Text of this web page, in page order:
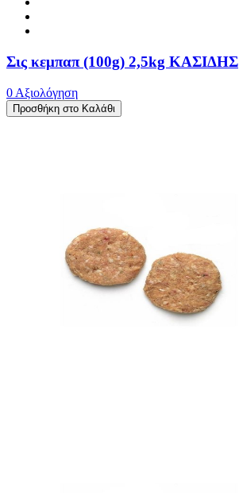
Σις κεμπαπ (100g) 2,5kg ΚΑΣΙΔΗΣ
0 Αξιολόγηση
Προσθήκη στο Καλάθι